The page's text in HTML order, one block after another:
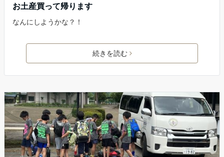
お土産買って帰ります
なんにしようかな？！
続きを読む